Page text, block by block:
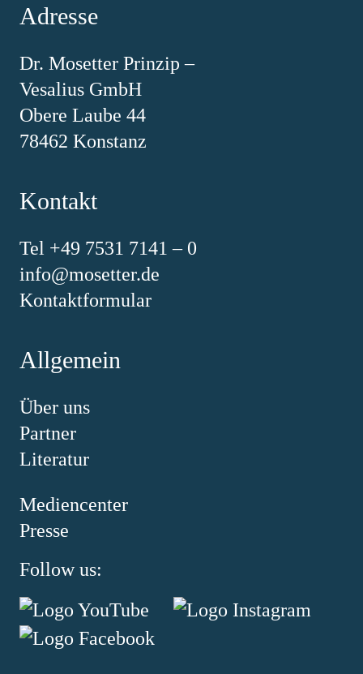
Adresse
Dr. Mosetter Prinzip –
Vesalius GmbH
Obere Laube 44
78462 Konstanz
Kontakt
Tel +49 7531 7141 – 0
info@mosetter.de
Kontaktformular
Allgemein
Über uns
Partner
Literatur
Mediencenter
Presse
Follow us: